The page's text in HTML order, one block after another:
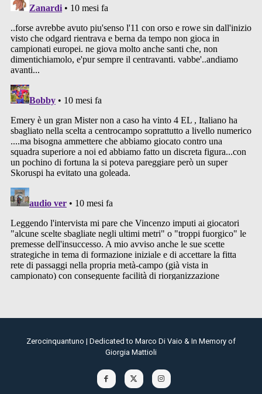
Zerocinquantuno | Dedicated to Marco Di Vaio & In Memory of
Giorgia Mattioli